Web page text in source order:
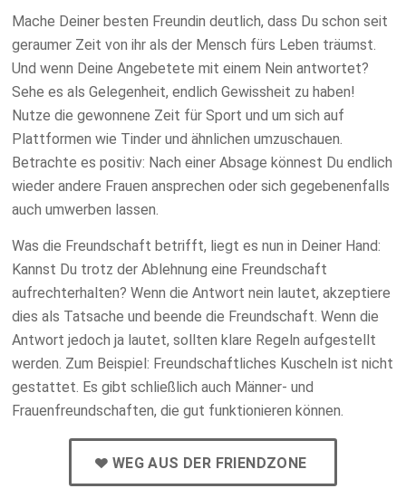
Mache Deiner besten Freundin deutlich, dass Du schon seit
geraumer Zeit von ihr als der Mensch fürs Leben träumst.
Und wenn Deine Angebetete mit einem Nein antwortet?
Sehe es als Gelegenheit, endlich Gewissheit zu haben!
Nutze die gewonnene Zeit für Sport und um sich auf
Plattformen wie Tinder und ähnlichen umzuschauen.
Betrachte es positiv: Nach einer Absage könnest Du endlich
wieder andere Frauen ansprechen oder sich gegebenenfalls
auch umwerben lassen.
Was die Freundschaft betrifft, liegt es nun in Deiner Hand:
Kannst Du trotz der Ablehnung eine Freundschaft
aufrechterhalten? Wenn die Antwort nein lautet, akzeptiere
dies als Tatsache und beende die Freundschaft. Wenn die
Antwort jedoch ja lautet, sollten klare Regeln aufgestellt
werden. Zum Beispiel: Freundschaftliches Kuscheln ist nicht
gestattet. Es gibt schließlich auch Männer- und
Frauenfreundschaften, die gut funktionieren können.
WEG AUS DER FRIENDZONE